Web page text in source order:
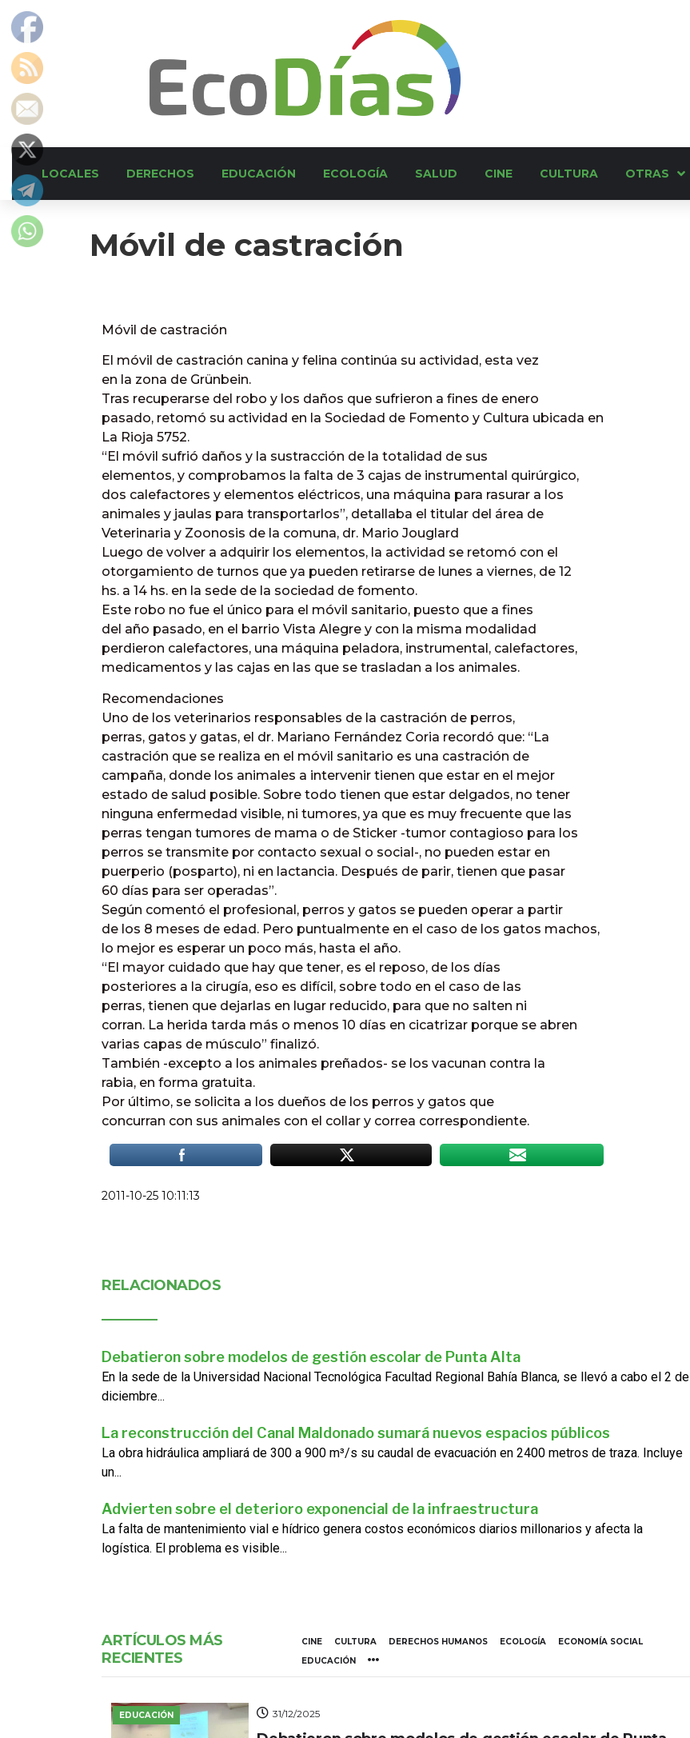
LOCALES DERECHOS EDUCACIÓN ECOLOGÍA SALUD CINE CULTURA OTRAS
Móvil de castración
Móvil de castración
El móvil de castración canina y felina continúa su actividad, esta vez
en la zona de Grünbein.
Tras recuperarse del robo y los daños que sufrieron a fines de enero
pasado, retomó su actividad en la Sociedad de Fomento y Cultura ubicada en
La Rioja 5752.
“El móvil sufrió daños y la sustracción de la totalidad de sus
elementos, y comprobamos la falta de 3 cajas de instrumental quirúrgico,
dos calefactores y elementos eléctricos, una máquina para rasurar a los
animales y jaulas para transportarlos”, detallaba el titular del área de
Veterinaria y Zoonosis de la comuna, dr. Mario Jouglard
Luego de volver a adquirir los elementos, la actividad se retomó con el
otorgamiento de turnos que ya pueden retirarse de lunes a viernes, de 12
hs. a 14 hs. en la sede de la sociedad de fomento.
Este robo no fue el único para el móvil sanitario, puesto que a fines
del año pasado, en el barrio Vista Alegre y con la misma modalidad
perdieron calefactores, una máquina peladora, instrumental, calefactores,
medicamentos y las cajas en las que se trasladan a los animales.
Recomendaciones
Uno de los veterinarios responsables de la castración de perros,
perras, gatos y gatas, el dr. Mariano Fernández Coria recordó que: “La
castración que se realiza en el móvil sanitario es una castración de
campaña, donde los animales a intervenir tienen que estar en el mejor
estado de salud posible. Sobre todo tienen que estar delgados, no tener
ninguna enfermedad visible, ni tumores, ya que es muy frecuente que las
perras tengan tumores de mama o de Sticker -tumor contagioso para los
perros se transmite por contacto sexual o social-, no pueden estar en
puerperio (posparto), ni en lactancia. Después de parir, tienen que pasar
60 días para ser operadas”.
Según comentó el profesional, perros y gatos se pueden operar a partir
de los 8 meses de edad. Pero puntualmente en el caso de los gatos machos,
lo mejor es esperar un poco más, hasta el año.
“El mayor cuidado que hay que tener, es el reposo, de los días
posteriores a la cirugía, eso es difícil, sobre todo en el caso de las
perras, tienen que dejarlas en lugar reducido, para que no salten ni
corran. La herida tarda más o menos 10 días en cicatrizar porque se abren
varias capas de músculo” finalizó.
También -excepto a los animales preñados- se los vacunan contra la
rabia, en forma gratuita.
Por último, se solicita a los dueños de los perros y gatos que
concurran con sus animales con el collar y correa correspondiente.
2011-10-25 10:11:13
RELACIONADOS
Debatieron sobre modelos de gestión escolar de Punta Alta
En la sede de la Universidad Nacional Tecnológica Facultad Regional Bahía Blanca, se llevó a cabo el 2 de
diciembre...
La reconstrucción del Canal Maldonado sumará nuevos espacios públicos
La obra hidráulica ampliará de 300 a 900 m³/s su caudal de evacuación en 2400 metros de traza. Incluye
un...
Advierten sobre el deterioro exponencial de la infraestructura
La falta de mantenimiento vial e hídrico genera costos económicos diarios millonarios y afecta la
logística. El problema es visible...
ARTÍCULOS MÁS
RECIENTES
CINE CULTURA DERECHOS HUMANOS ECOLOGÍA
ECONOMÍA SOCIAL
EDUCACIÓN
EDUCACIÓN 31/12/2025